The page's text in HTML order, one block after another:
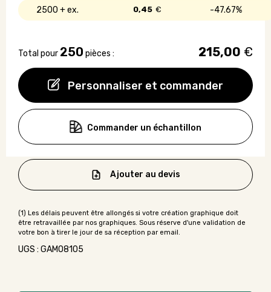
Personnaliser et commander
2500 + 47.67%
0,45 €
Total pour 250 pièces : 215,00 €
Commander un échantillon
Ajouter au devis
UGS : GAMO8105